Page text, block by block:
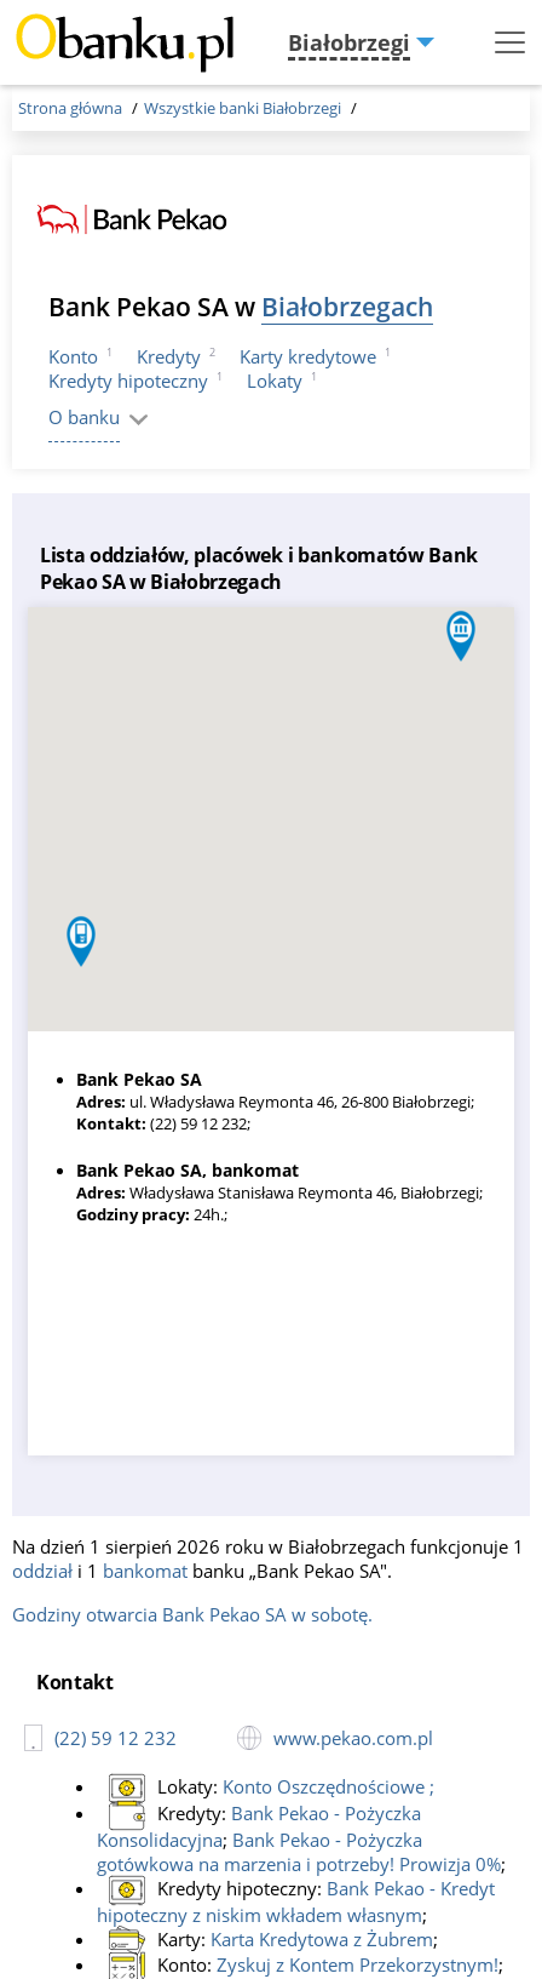
Białobrzegi
Menu
Strona główna Wszystkie banki Białobrzegi
Bank Pekao SA w Białobrzegach
Konto 1 Kredyty 2 Karty kredytowe 1
Kredyty hipoteczny 1 Lokaty 1
O banku
Lista oddziałów, placówek i bankomatów Bank
Pekao SA w Białobrzegach
Bank Pekao SA
Adres: ul. Władysława Reymonta 46, 26-800 Białobrzegi;
Kontakt: (22) 59 12 232;
Bank Pekao SA, bankomat
Adres: Władysława Stanisława Reymonta 46, Białobrzegi;
Godziny pracy: 24h.;
Na dzień 1 sierpień 2026 roku w Białobrzegach funkcjonuje 1
oddział i 1 bankomat banku „Bank Pekao SA".
Godziny otwarcia Bank Pekao SA w sobotę.
Kontakt
(22) 59 12 232 www.pekao.com.pl
Lokaty: Konto Oszczędnościowe ;
Kredyty: Bank Pekao - Pożyczka
Konsolidacyjna; Bank Pekao - Pożyczka
gotówkowa na marzenia i potrzeby! Prowizja 0%;
Kredyty hipoteczny: Bank Pekao - Kredyt
hipoteczny z niskim wkładem własnym;
Karty: Karta Kredytowa z Żubrem;
Konto: Zyskuj z Kontem Przekorzystnym!;